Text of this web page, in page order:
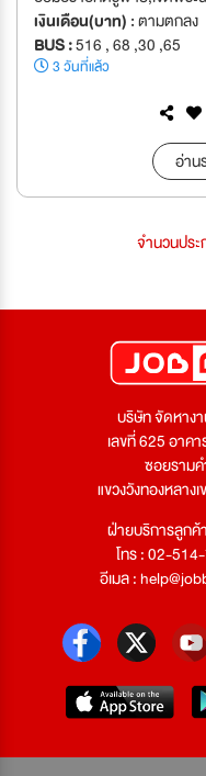
เงินเดือน(บาท) :ตามตกลง
BUS :516 , 68 ,30 ,65
3 วันที่แล้ว
อ่าน
จำนวนปร
บริษัท จัดหาง
เลขที่ 625 อาค
ซอยราม
แขวงวังทองหลาง
ฝ่ายบริการลูกค้
โทร : 02-
อีเมล :